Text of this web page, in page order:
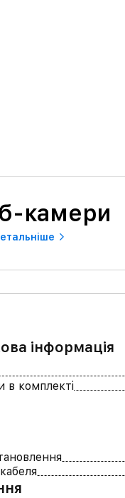
камери
інформація
в комплекті